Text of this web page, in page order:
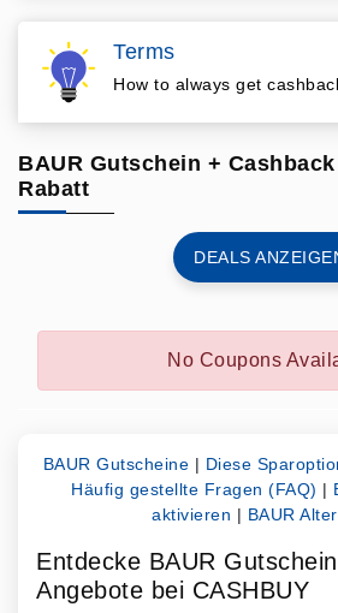
Terms
How to always get
BAUR Gutschein +
Rabatt
DEALS
No Coupons
BAUR Gutscheine | Diese
Häufig gestellte Fragen (FAQ) |
aktivieren | BAUR
Entdecke BAUR
Angebote bei CASHBUY